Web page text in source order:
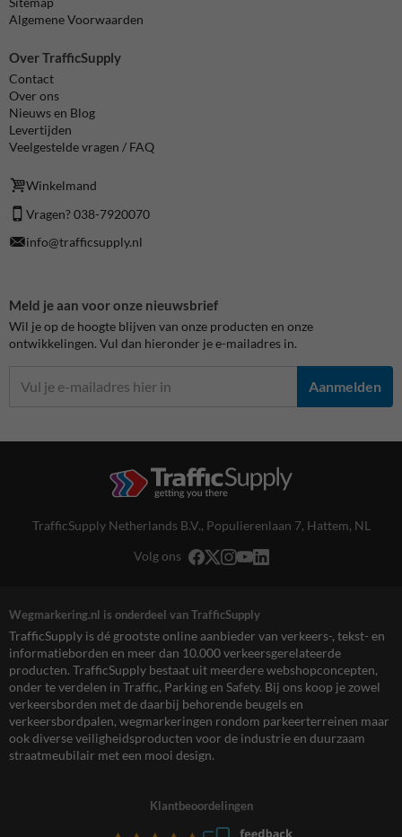
Algemene Voorwaarden
Over TrafficSupply
Contact
Over ons
Nieuws en Blog
Levertijden
Veelgestelde vragen / FAQ
Winkelmand
Vragen? 038-7920070
info@trafficsupply.nl
Meld je aan voor onze nieuwsbrief
Wil je op de hoogte blijven van onze producten en onze
ontwikkelingen. Vul dan hieronder je e-mailadres in.
Aanmelden
TrafficSupply Netherlands B.V., Populierenlaan 7, Hattem, NL
Volg ons
Wegmarkering.nl is onderdeel van TrafficSupply
TrafficSupply is dé grootste online aanbieder van verkeers-, tekst- en
informatieborden en meer dan 10.000 verkeersgerelateerde
producten. TrafficSupply bestaat uit meerdere webshopconcepten,
onder te verdelen in Traffic, Parking en Safety. Bij ons koop je zowel
verkeersborden met de daarbij behorende beugels en
verkeersbordpalen, wegmarkeringen rondom parkeerterreinen maar
ook diverse veiligheidsproducten voor de industrie en duurzaam
straatmeubilair met een mooi design.
Klantbeoordelingen